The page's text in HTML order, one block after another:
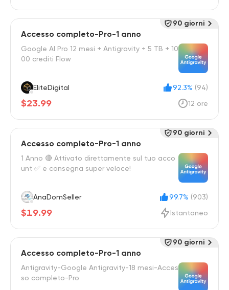
Accesso completo-Pro-1 anno
Google AI Pro 12 mesi + Antigravity + 5 TB + 10
00 crediti Flow
EliteDigital 92.3% (94)
$23.99 12 ore
90 giorni
Accesso completo-Pro-1 anno
1 Anno 🔴 Attivato direttamente sul tuo acco
unt ✅ e consegna super veloce!
AnaDomSeller 99.7% (903)
$19.99 Istantaneo
90 giorni
Accesso completo-Pro-1 anno
Antigravity-Google Antigravity-18 mesi-Acces
so completo-Pro
90 giorni